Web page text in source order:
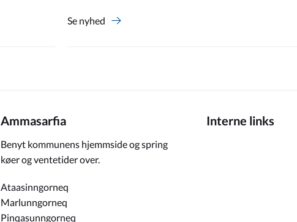
Se nyhed
Ammasarfia
Benyt kommunens hjemmside og spring
køer og ventetider over.
Ataasinngorneq
Marlunngorneq
Pinqasunngorneq
Interne links